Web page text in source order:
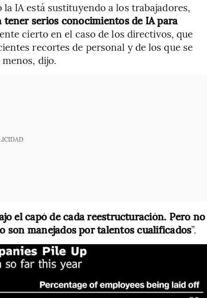
IA está sustituyendo a los trabajadores,
serios conocimientos de IA para
cierto en el caso de los directivos, que
recortes de personal y de los que se
dijo.
el capó de cada reestructuración. Pero no
son manejados por talentos cualificados”.